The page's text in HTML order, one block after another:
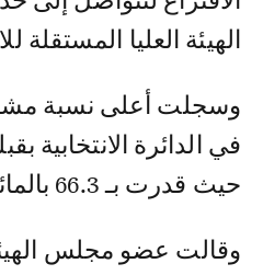
الهيئة العليا المستقلة
وسجلت أعلى نسبة
في الدائرة الانتخابية
حيث قدرت بـ 66.3 بالمائة.
وقالت عضو مجلس